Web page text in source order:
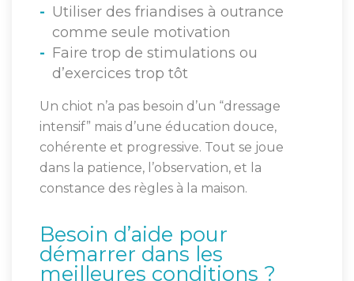
Utiliser des friandises à outrance
comme seule motivation
Faire trop de stimulations ou
d’exercices trop tôt
Un chiot n’a pas besoin d’un “dressage
intensif” mais d’une éducation douce,
cohérente et progressive. Tout se joue
dans la patience, l’observation, et la
constance des règles à la maison.
Besoin d’aide pour
démarrer dans les
meilleures conditions ?